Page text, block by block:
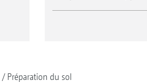
Préparation du sol